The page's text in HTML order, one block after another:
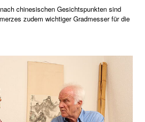
chinesischen Gesichtspunkten sind
zudem wichtiger Gradmesser für die